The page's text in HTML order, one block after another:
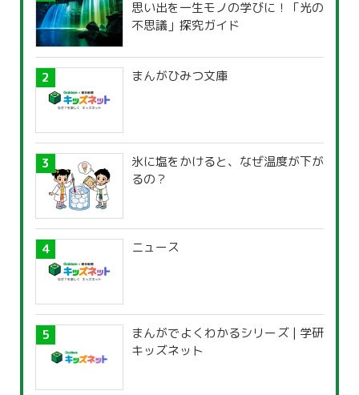
思い出を一生モノの学びに！「光の
不思議」探究ガイド
まんがひみつ文庫
氷に塩をかけると、なぜ温度が下が
るの？
ニュース
まんがでよくわかるシリーズ | 学研
キッズネット